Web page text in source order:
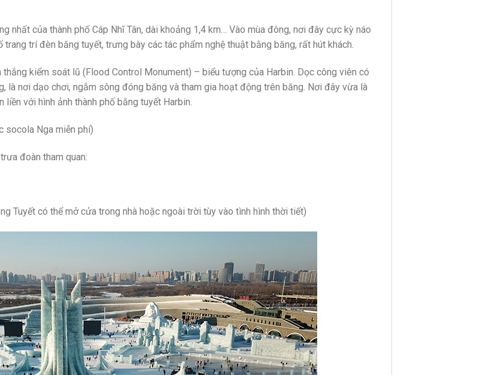
nhất của thành phố Cáp Nhĩ Tân, dài khoảng 1,4 km… Vào mùa đông, nơi đây cực kỳ náo
trí đèn băng tuyết, trưng bày các tác phẩm nghệ thuật bằng băng, rất hút khách.
kiểm soát lũ (Flood Control Monument) – biểu tượng của Harbin. Dọc công viên có
là nơi dạo chơi, ngắm sông đóng băng và tham gia hoạt động trên băng. Nơi đây vừa là
với hình ảnh thành phố băng tuyết Harbin.
socola Nga miễn phí)
đoàn tham quan:
Tuyết có thể mở cửa trong nhà hoặc ngoài trời tùy vào tình hình thời tiết)